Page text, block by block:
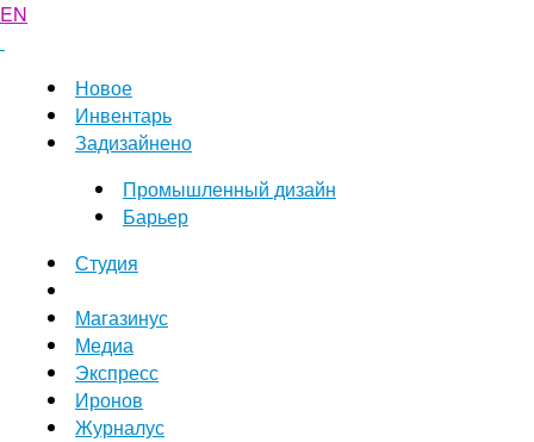
EN
Новое
Инвентарь
Задизайнено
Промышленный дизайн
Барьер
Студия
Магазинус
Медиа
Экспресс
Иронов
Журналус